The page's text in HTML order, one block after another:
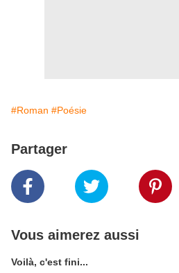
#Roman #Poésie
Partager
Vous aimerez aussi
Voilà, c'est fini...